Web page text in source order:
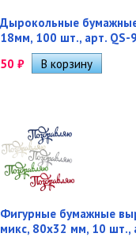
Дырокольные
18мм, 100 шт., арт. QS-
50 ₽
Фигурные бумажные
микс, 80х32 мм, 10 шт.,